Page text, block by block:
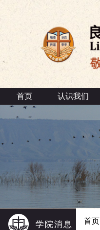
首页 认识我们
学院消息 首页